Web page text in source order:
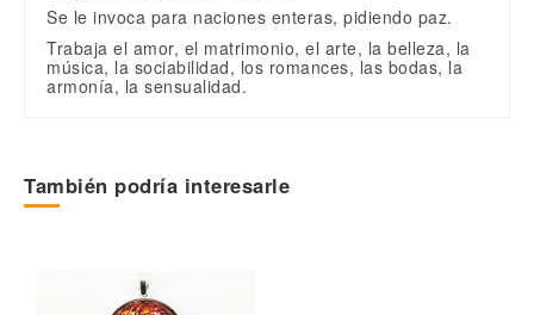
Se le invoca para naciones enteras, pidiendo paz.
Trabaja el amor, el matrimonio, el arte, la belleza, la
música, la sociabilidad, los romances, las bodas, la
armonía, la sensualidad.
En stock 999 Artículos
También podría interesarle